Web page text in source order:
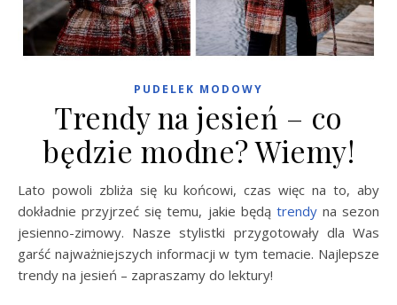
PUDELEK MODOWY
Trendy na jesień – co
będzie modne? Wiemy!
Lato powoli zbliża się ku końcowi, czas więc na to, aby
dokładnie przyjrzeć się temu, jakie będą trendyna sezon
jesienno-zimowy. Nasze stylistki przygotowały dla Was
garść najważniejszych informacji w tym temacie. Najlepsze
trendy na jesień – zapraszamy do lektury!